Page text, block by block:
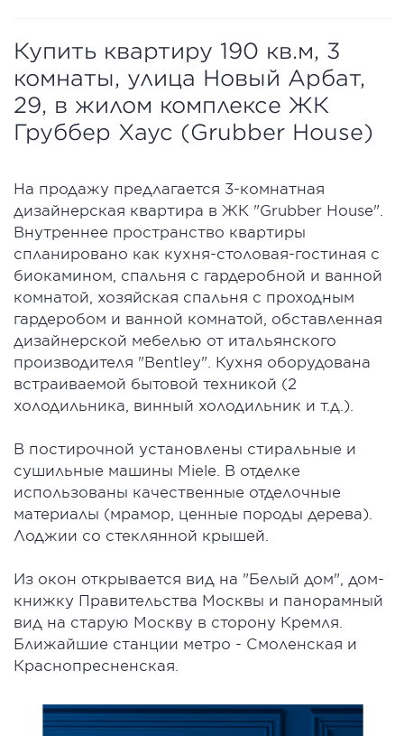
Купить квартиру 190 кв.м, 3
комнаты, улица Новый Арбат,
29, в жилом комплексе ЖК
Груббер Хаус (Grubber House)
На продажу предлагается 3-комнатная
дизайнерская квартира в ЖК "Grubber House".
Внутреннее пространство квартиры
спланировано как кухня-столовая-гостиная с
биокамином, спальня с гардеробной и ванной
комнатой, хозяйская спальня с проходным
гардеробом и ванной комнатой, обставленная
дизайнерской мебелью от итальянского
производителя "Bentley". Кухня оборудована
встраиваемой бытовой техникой (2
холодильника, винный холодильник и т.д.).
В постирочной установлены стиральные и
сушильные машины Miele. В отделке
использованы качественные отделочные
материалы (мрамор, ценные породы дерева).
Лоджии со стеклянной крышей.
Из окон открывается вид на "Белый дом", дом-
книжку Правительства Москвы и панорамный
вид на старую Москву в сторону Кремля.
Ближайшие станции метро - Смоленская и
Краснопресненская.